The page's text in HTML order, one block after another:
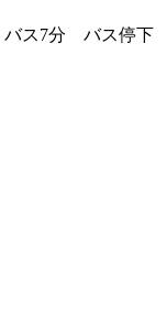
バス7分 バス停下